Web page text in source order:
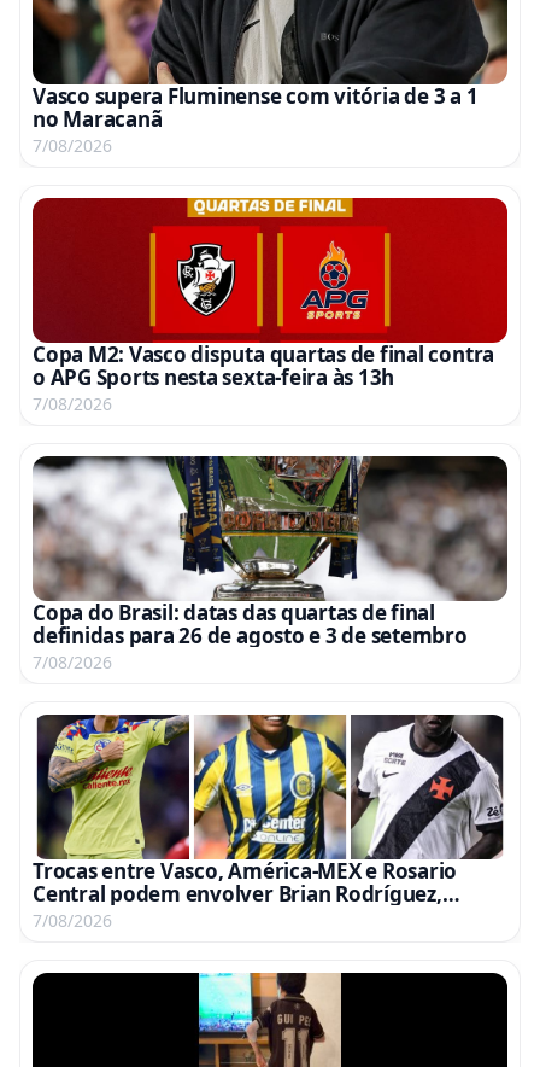
Vasco supera Fluminense com vitória de 3 a 1
no Maracanã
7/08/2026
Copa M2: Vasco disputa quartas de final contra
o APG Sports nesta sexta-feira às 13h
7/08/2026
Copa do Brasil: datas das quartas de final
definidas para 26 de agosto e 3 de setembro
7/08/2026
Trocas entre Vasco, América-MEX e Rosario
Central podem envolver Brian Rodríguez,
Campaz e Marino
7/08/2026